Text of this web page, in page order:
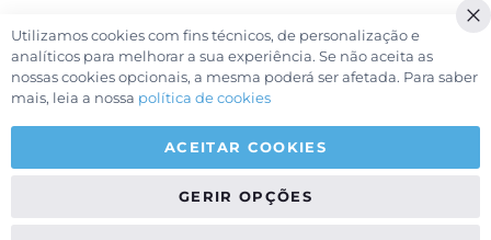
Utilizamos cookies com fins técnicos, de personalização e
analíticos para melhorar a sua experiência. Se não aceita as
nossas cookies opcionais, a mesma poderá ser afetada. Para saber
mais, leia a nossa política de cookies
ACEITAR COOKIES
GERIR OPÇÕES